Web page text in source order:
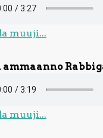
muuji...
ammaanno
muuji...